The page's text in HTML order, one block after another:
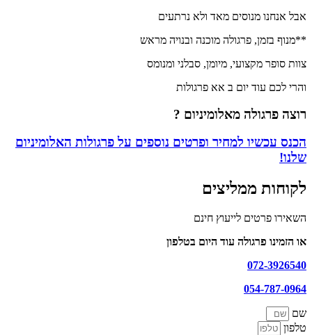
מטה
מספרות
סיפור
פרגולת
קומה
באשדוד
אבל אנחנו מנוסים מאד ולא נרתעים
**מנוף בזמן, פרגולה מוכנה ובנויה מראש
צוות סופר מקצועי, מיומן, סבלני ומנומס
והרי לכם עוד יום ב אא פרגולות
רוצה פרגולהמאלומיניום ?
הכנס עכשיו למחיר ופרטים נוספים עלפרגולות האלומיניום
שלנו!
לקוחות ממליצים
השאירו פרטים לייעוץ חינם
או הזמינו פרגולה עוד היום בטלפון
072-3926540
054-787-0964
שם
טלפון